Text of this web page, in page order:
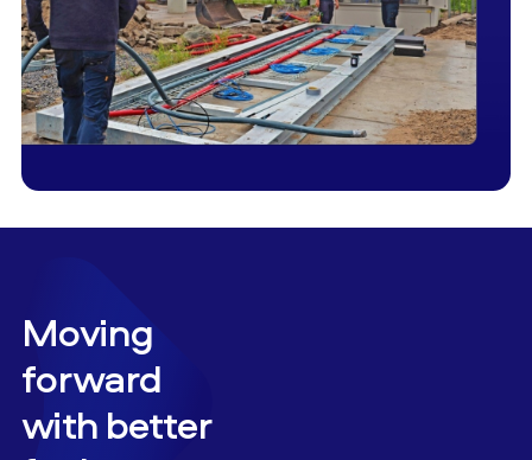
Moving
forward
with better